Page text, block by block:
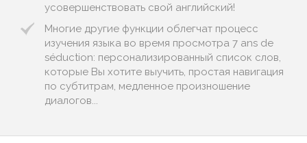
усовершенствовать свой английский!
Многие другие функции облегчат процесс
изучения языка во время просмотра 7 ans de
séduction: персонализированный список слов,
которые Вы хотите выучить, простая навигация
по субтитрам, медленное произношение
диалогов...